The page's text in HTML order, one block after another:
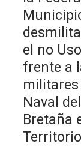
el no
frente a
Naval
Bretaña